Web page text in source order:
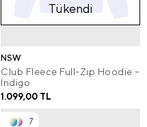
Tükendi
NSW
Club Fleece Full-Zip Hoodie –
İndigo
1.099,00 TL
7